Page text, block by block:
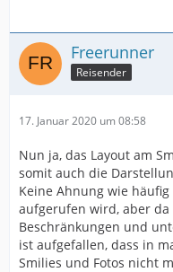
Freerunner
Reisender
17. Januar 2020 um 08:58
Nun ja, das Layout am
somit auch die
Keine Ahnung wie
aufgerufen wird, aber
Beschränkungen und
ist aufgefallen, dass in
Smilies und Fotos nicht